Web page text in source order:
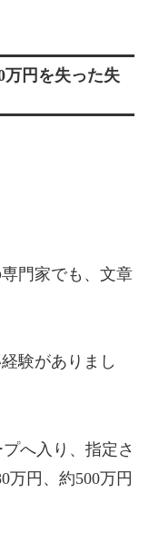
万円を失った失
門家でも、文章
験がありまし
へ入り、指定さ
万円、約500万円